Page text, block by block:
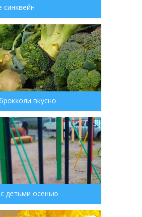
синквейн
вкусно
детьми осенью